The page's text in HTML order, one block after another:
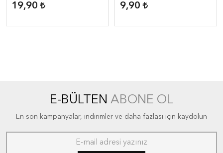
19,90 9,90
E-BÜLTEN ABONE OL
En son kampanyalar, indirimler ve daha fazlası için kaydolun